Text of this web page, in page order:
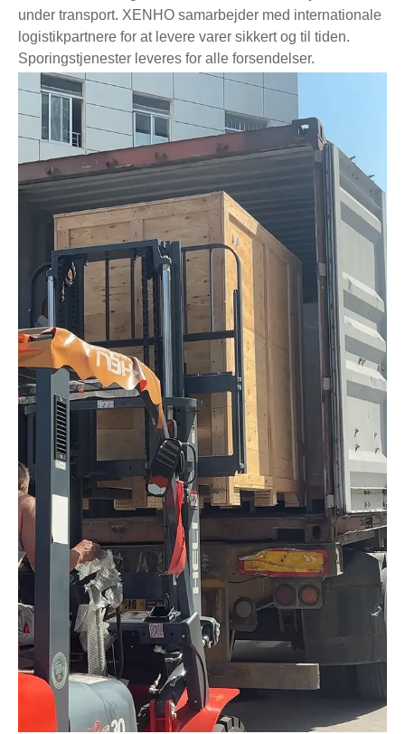
under transport. XENHO samarbejder med internationale
logistikpartnere for at levere varer sikkert og til tiden.
Sporingstjenester leveres for alle forsendelser.